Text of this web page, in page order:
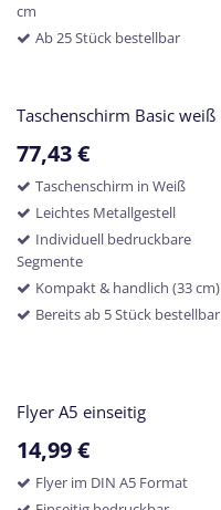
cm
Ab 25 Stück bestellbar
Taschenschirm Basic weiß
77,43€
Taschenschirm in Weiß
Leichtes Metallgestell
Individuell bedruckbare
Segmente
Kompakt & handlich (33 cm)
Bereits ab 5 Stück bestellbar
Flyer A5 einseitig
14,99€
Flyer im DIN A5 Format